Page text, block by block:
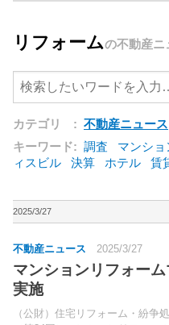
リフォームの不動産ニ
カテゴリ : 不動産ニュース
キーワード: 調査 マンショ
ィスビル
決算 ホテル 賃
2025/3/27
不動産ニュース 2025/3/27
マンションリフォー
実施
（公財）住宅リフォーム・紛争